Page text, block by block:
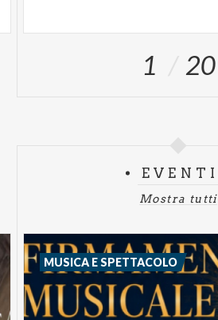
1 20
EVENTI
Mostra tutti
MUSICA E SPETTACOLO